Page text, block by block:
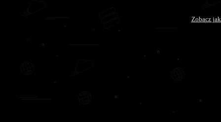
Zobacz